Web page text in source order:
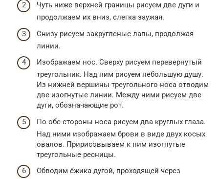
Чуть ниже верхней границы рисуем две дуги и
продолжаем их вниз, слегка заужая.
Снизу рисуем закругленые лапы, продолжая
линии.
Изображаем нос. Сверху рисуем перевернутый
треугольник. Над ним рисуем небольшую душу.
Из нижней вершины треугольного носа отводим
две изогнутые линии. Между ними рисуем две
дуги, обозначающие рот.
По обе стороны носа рисуем два круглых глаза.
Над ними изображаем брови в виде двух косых
овалов. Пририсовываем к ним изогнутые
треугольные ресницы.
Обводим ёжика дугой, проходящей через